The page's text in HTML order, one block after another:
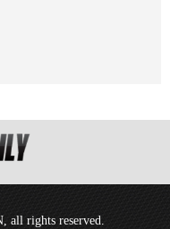
all rights reserved.